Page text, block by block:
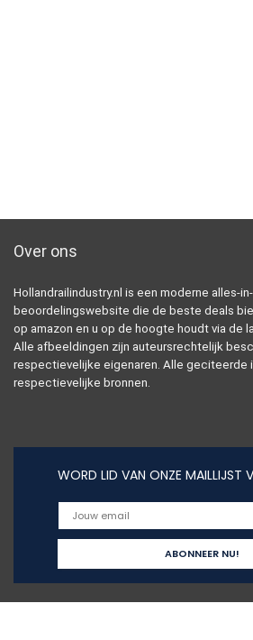
Over ons
Hollandrailindustry.nl is een moderne alles-
beoordelingswebsite die de beste deals
op amazon en u op de hoogte houdt via de
Alle afbeeldingen zijn auteursrechtelijk
respectievelijke eigenaren. Alle geciteerde
respectievelijke bronnen.
WORD LID VAN ONZE MAILLIJST